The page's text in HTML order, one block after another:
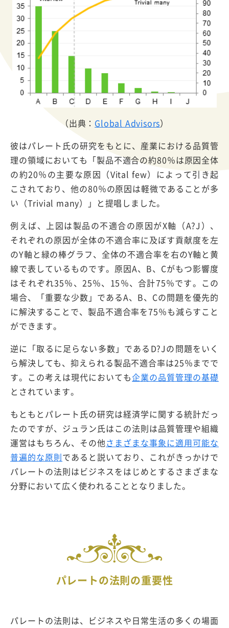
（出典： Global Advisors）
彼はパレート氏の研究をもとに、産業における品質管
理の領域においても「製品不適合の約80％は原因全体
の約20％の主要な原因（Vital few）によって引き起
こされており、他の80％の原因は軽微であることが多
い（Trivial many）」と提唱しました。
例えば、上図は製品の不適合の原因がX軸（A?J）、
それぞれの原因が全体の不適合率に及ぼす貢献度を左
のY軸と緑の棒グラフ、全体の不適合率を右のY軸と黄
線で表しているものです。原因A、B、Cがもつ影響度
はそれぞれ35％、25％、15％、合計75％です。この
場合、「重要な少数」であるA、B、Cの問題を優先的
に解決することで、製品不適合率を75％も減らすこと
ができます。
逆に「取るに足らない多数」であるD?Jの問題をいく
ら解決しても、抑えられる製品不適合率は25％までで
す。この考えは現代においても企業の品質管理の基礎
とされています。
もともとパレート氏の研究は経済学に関する統計だっ
たのですが、ジュラン氏はこの法則は品質管理や組織
運営はもちろん、その他さまざまな事象に適用可能な
普遍的な原則であると説いており、これがきっかけで
パレートの法則はビジネスをはじめとするさまざまな
分野において広く使われることとなりました。
パレートの法則の重要性
パレートの法則は、ビジネスや日常生活の多くの場面